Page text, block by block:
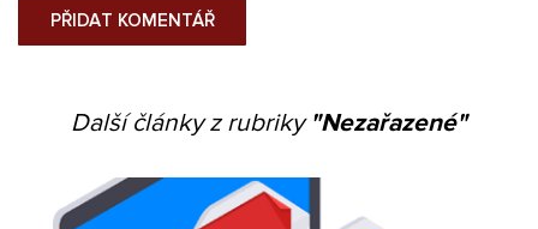
Další články z rubriky "Nezařazené"